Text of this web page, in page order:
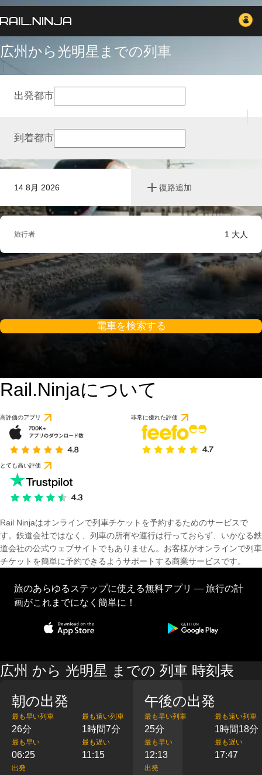
広州から光明星までの列車
14 8月 2026 復路追加
出発都市
到着都市
旅行者 1 大人
電車を検索する
Rail.Ninjaについて
高評価のアプリ 非常に優れた評価
とても高い評価
Rail Ninjaはオンラインで列車チケットを予約するためのサービスで
す。鉄道会社ではなく、列車の所有や運行は行っておらず、いかなる鉄
道会社の公式ウェブサイトでもありません。お客様がオンラインで列車
チケットを簡単に予約できるようサポートする商業サービスです。
旅のあらゆるステップに使える無料アプリ — 旅行の計
画がこれまでになく簡単に！
広州 から 光明星 までの 列車 時刻表
朝の出発
最も早い列車
26分
最も遠い列車
1時間7分
最も早い
06:25
最も遅い
11:15
出発
午後の出発
最も早い列車
25分
最も遠い列車
1時間18分
最も早い
12:13
最も遅い
17:47
出発